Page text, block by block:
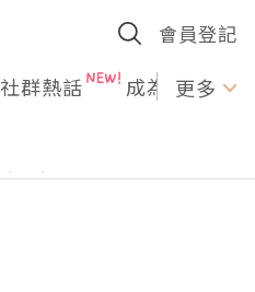
會員登記
社群熱話 成為U更多